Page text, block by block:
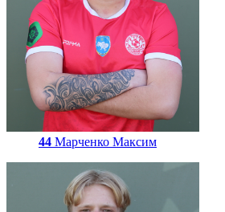
44 Марченко Максим